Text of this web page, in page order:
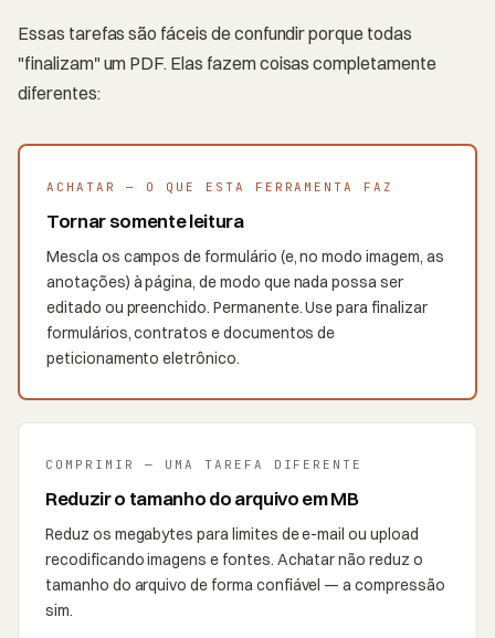
Essas tarefas são fáceis de confundir porque todas
"finalizam" um PDF. Elas fazem coisas completamente
diferentes:
ACHATAR — O QUE ESTA FERRAMENTA FAZ
Tornar somente leitura
Mescla os campos de formulário (e, no modo imagem, as
anotações) à página, de modo que nada possa ser
editado ou preenchido. Permanente. Use para finalizar
formulários, contratos e documentos de
peticionamento eletrônico.
COMPRIMIR — UMA TAREFA DIFERENTE
Reduzir o tamanho do arquivo em MB
Reduz os megabytes para limites de e-mail ou upload
recodificando imagens e fontes. Achatar não reduz o
tamanho do arquivo de forma confiável — a compressão
sim.